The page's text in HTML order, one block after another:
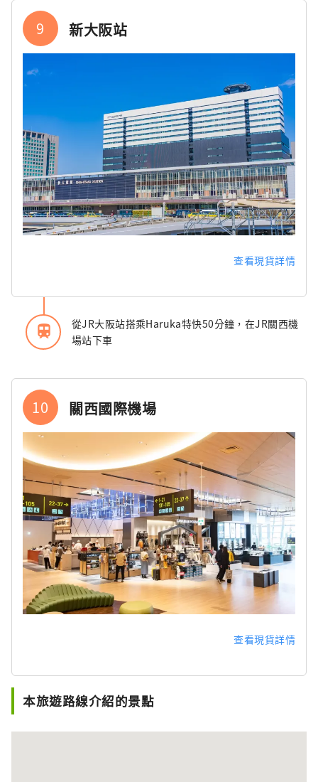
9 新大阪站
查看現貨詳情
train
從JR大阪站搭乘Haruka特快50分鐘，在JR關西機
場站下車
10 關西國際機場
查看現貨詳情
本旅遊路線介紹的景點